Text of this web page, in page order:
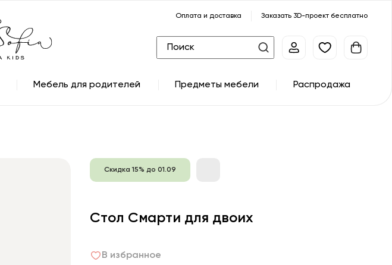
Оплата и доставка Заказать 3D-проект бесплатно
Мебель для родителей Предметы мебели Распродажа
Скидка 15% до 01.09
Стол Смарти для двоих
В избранное